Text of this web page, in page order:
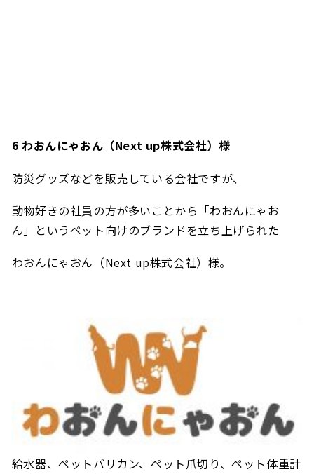
6 わおんにゃおん（Next up株式会社）様
防災グッズなどを販売している会社ですが、
動物好きの社員の方が多いことから「わおんにゃお
ん」というペット向けのブランドを立ち上げられた
わおんにゃおん（Next up株式会社）様。
給水器、ペットバリカン、ペット爪切り、ペット体重計